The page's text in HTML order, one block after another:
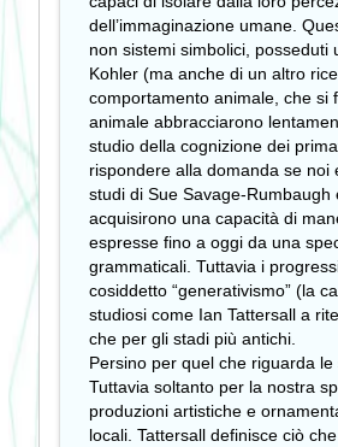
dell’immaginazione umane.
non sistemi simbolici, posseduti
Kohler (ma anche di un altro
comportamento animale, che si
animale abbracciarono
studio della cognizione dei
rispondere alla domanda se
studi di Sue Savage-
acquisirono una capacità di
espresse fino a oggi da una
grammaticali. Tuttavia i
cosiddetto “generativismo” (la
studiosi come Ian Tattersall a
che per gli stadi più antichi.
Persino per quel che riguarda
Tuttavia soltanto per la nostra
produzioni artistiche e
locali. Tattersall definisce ciò